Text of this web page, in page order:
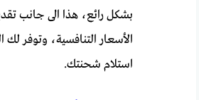
بشكل رائع، هذا الى جانب
الأسعار التنافسية، وتوفر لك
استلام شحنتك.